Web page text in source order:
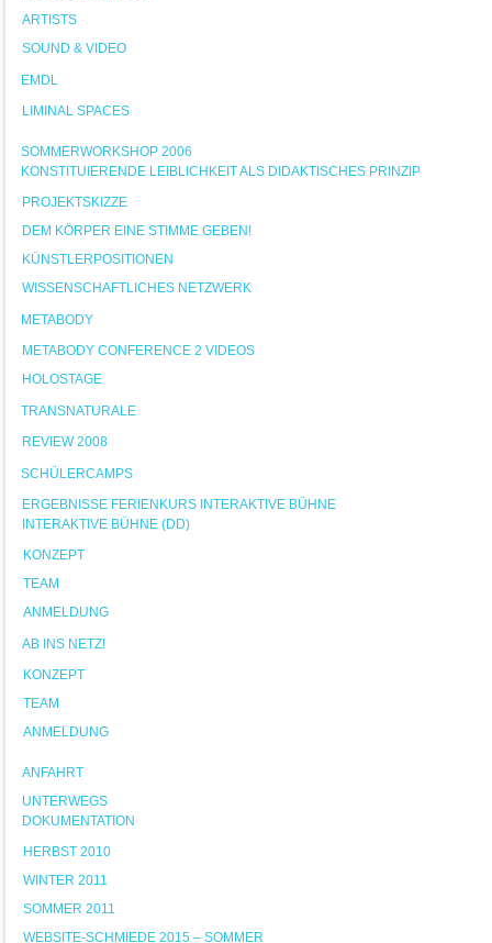
ARTISTS
SOUND & VIDEO
EMDL
LIMINAL SPACES
SOMMERWORKSHOP 2006
KONSTITUIERENDE LEIBLICHKEIT ALS DIDAKTISCHES PRINZIP
PROJEKTSKIZZE
DEM KÖRPER EINE STIMME GEBEN!
KÜNSTLERPOSITIONEN
WISSENSCHAFTLICHES NETZWERK
METABODY
METABODY CONFERENCE 2 VIDEOS
HOLOSTAGE
TRANSNATURALE
REVIEW 2008
SCHÜLERCAMPS
ERGEBNISSE FERIENKURS INTERAKTIVE BÜHNE
INTERAKTIVE BÜHNE (DD)
KONZEPT
TEAM
ANMELDUNG
AB INS NETZ!
KONZEPT
TEAM
ANMELDUNG
ANFAHRT
UNTERWEGS
DOKUMENTATION
HERBST 2010
WINTER 2011
SOMMER 2011
WEBSITE-SCHMIEDE 2015 – SOMMER